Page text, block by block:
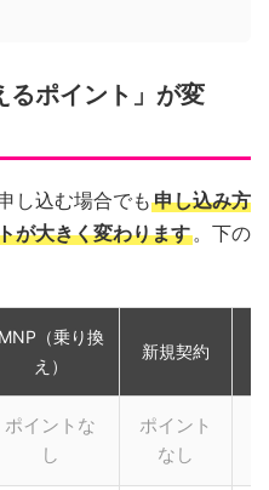
るポイント」が変
し込む場合でも 申し込み方
が大きく変わります。下の
MNP（乗り換
え）
新規契約
ポイントな
し
ポイント
なし